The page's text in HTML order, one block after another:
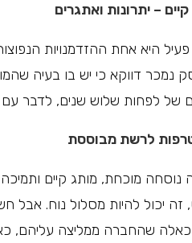
– יתרונות ואתגרים
היא אחת ההזדמנויות
נמכר דווקא כי יש בו בעיה
של לפחות שלוש שנים, לדבר עם
לרשת מבוססת
נוסחה מוכחת, מותג קיים
יכול להיות מסלול נוח. אבל
שהחברה ממליצה עליהם,